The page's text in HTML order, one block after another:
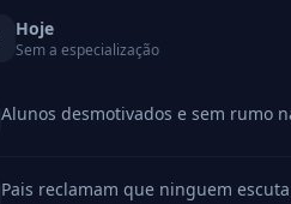
Hoje
Sem a especialização
Alunos desmotivados e sem rumo
Pais reclamam que ninguem